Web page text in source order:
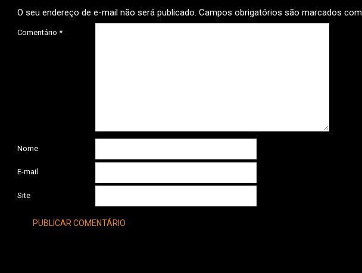
O seu endereço de e-mail não será publicado. Campos obrigatórios são marcados com
Comentário *
Nome
E-mail
Site